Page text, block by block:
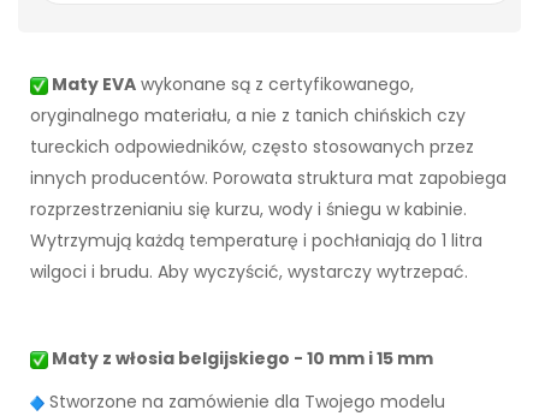
Maty EVA wykonane są z certyfikowanego,
oryginalnego materiału, a nie z tanich chińskich czy
tureckich odpowiedników, często stosowanych przez
innych producentów. Porowata struktura mat zapobiega
rozprzestrzenianiu się kurzu, wody i śniegu w kabinie.
Wytrzymują każdą temperaturę i pochłaniają do 1 litra
wilgoci i brudu. Aby wyczyścić, wystarczy wytrzepać.
Maty z włosia belgijskiego - 10 mm i 15 mm
Stworzone na zamówienie dla Twojego modelu